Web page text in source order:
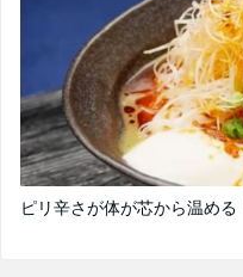
ピリ辛さが体が芯から温める